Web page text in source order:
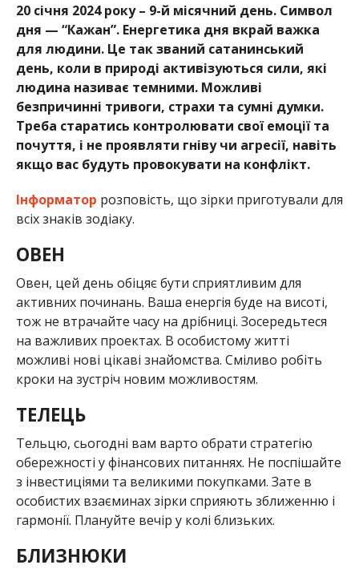
20 січня 2024 року – 9-й місячний день. Символ
дня — “Кажан”. Енергетика дня вкрай важка
для людини. Це так званий сатанинський
день, коли в природі активізуються сили, які
людина називає темними. Можливі
безпричинні тривоги, страхи та сумні думки.
Треба старатись контролювати свої емоції та
почуття, і не проявляти гніву чи агресії, навіть
якщо вас будуть провокувати на конфлікт.
Інформатор розповість, що зірки приготували для
всіх знаків зодіаку.
ОВЕН
Овен, цей день обіцяє бути сприятливим для
активних починань. Ваша енергія буде на висоті,
тож не втрачайте часу на дрібниці. Зосередьтеся
на важливих проектах. В особистому житті
можливі нові цікаві знайомства. Сміливо робіть
кроки на зустріч новим можливостям.
ТЕЛЕЦЬ
Тельцю, сьогодні вам варто обрати стратегію
обережності у фінансових питаннях. Не поспішайте
з інвестиціями та великими покупками. Зате в
особистих взаєминах зірки сприяють зближенню і
гармонії. Плануйте вечір у колі близьких.
БЛИЗНЮКИ